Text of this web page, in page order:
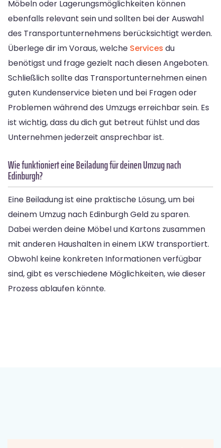
Möbeln oder Lagerungsmöglichkeiten können
ebenfalls relevant sein und sollten bei der Auswahl
des Transportunternehmens berücksichtigt werden.
Überlege dir im Voraus, welche Services du
benötigst und frage gezielt nach diesen Angeboten.
Schließlich sollte das Transportunternehmen einen
guten Kundenservice bieten und bei Fragen oder
Problemen während des Umzugs erreichbar sein. Es
ist wichtig, dass du dich gut betreut fühlst und das
Unternehmen jederzeit ansprechbar ist.
Wie funktioniert eine Beiladung für deinen Umzug nach
Edinburgh?
Eine Beiladung ist eine praktische Lösung, um bei
deinem Umzug nach Edinburgh Geld zu sparen.
Dabei werden deine Möbel und Kartons zusammen
mit anderen Haushalten in einem LKW transportiert.
Obwohl keine konkreten Informationen verfügbar
sind, gibt es verschiedene Möglichkeiten, wie dieser
Prozess ablaufen könnte.